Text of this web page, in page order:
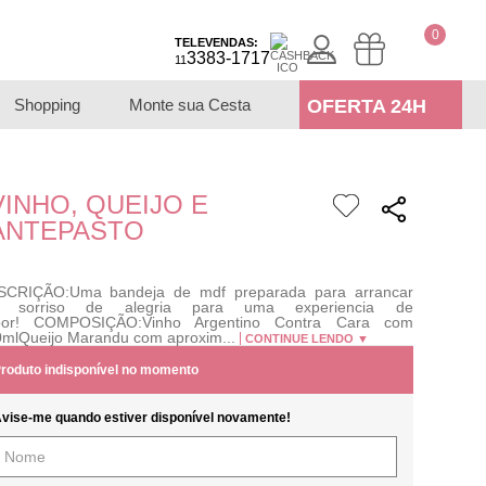
0
TELEVENDAS:
113383-1717
Shopping Monte sua Cesta OFERTA 24H
QUEIJO E
bandeja de mdf preparada para arrancar
sorriso de alegria para uma experiencia de
COMPOSIÇÃO:Vinho Argentino Contra Cara com
Marandu com aproxim...
CONTINUE LENDO ▼
indisponível no momento
me quando estiver disponível novamente!